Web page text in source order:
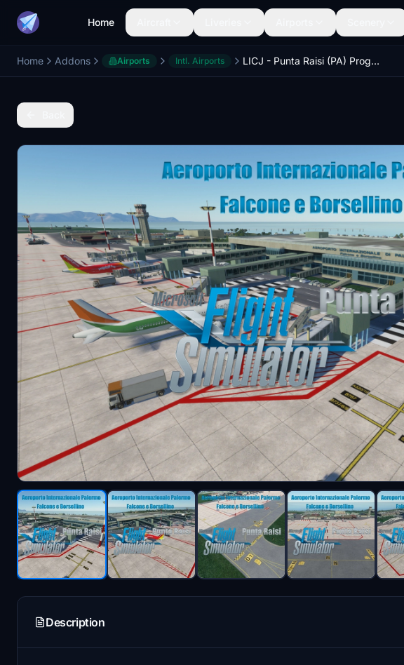
Home
Home Addons Airports Intl. Airports LICJ - Punta Raisi (PA) Progetto! V1.7
Description